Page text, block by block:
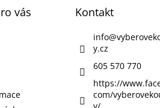
vás Kontakt
info@
y.cz
605 570 770
https://
com/